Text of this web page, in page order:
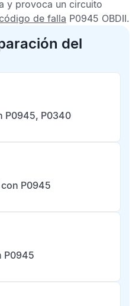
y provoca un circuito
de falla P0945 OBDII.
del
P0945, P0340
P0945
P0945